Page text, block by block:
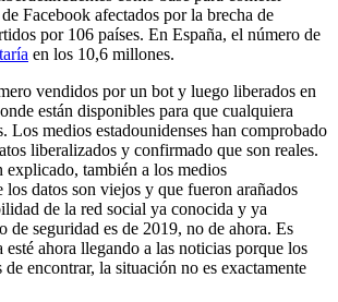
Facebook afectados por la brecha de
por 106 países. En España, el número de
en los 10,6 millones.
vendidos por un bot y luego liberados en
están disponibles para que cualquiera
Los medios estadounidenses han comprobado
liberalizados y confirmado que son reales.
explicado, también a los medios
los datos son viejos y que fueron arañados
de la red social ya conocida y ya
de seguridad es de 2019, no de ahora. Es
esté ahora llegando a las noticias porque los
de encontrar, la situación no es exactamente